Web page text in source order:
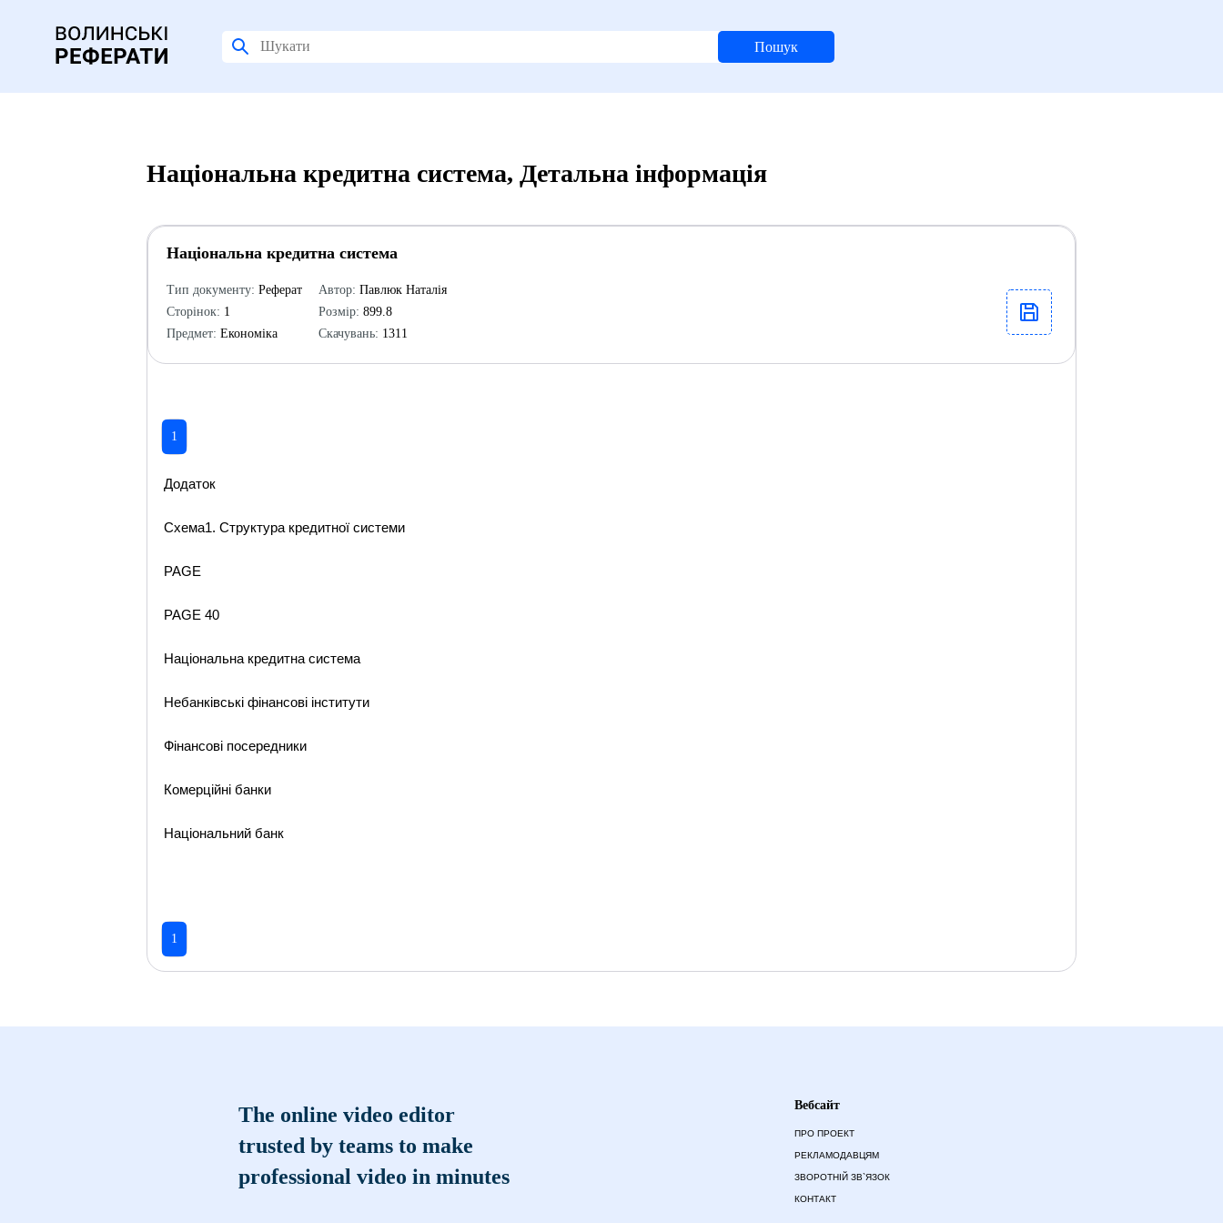
Пошук
Національна кредитна система, Детальна інформація
Національна кредитна система
Тип документу: Реферат
Сторінок: 1
Предмет: Економіка
Автор: Павлюк Наталія
Розмір: 899.8
Скачувань: 1311
1
Додаток
Схема1. Структура кредитної системи
PAGE
PAGE 40
Національна кредитна система
Небанківські фінансові інститути
Фінансові посередники
Комерційні банки
Національний банк
1
The online video editor
trusted by teams to make
professional video in minutes
Вебсайт
ПРО ПРОЕКТ
РЕКЛАМОДАВЦЯМ
ЗВОРОТНІЙ ЗВ`ЯЗОК
КОНТАКТ